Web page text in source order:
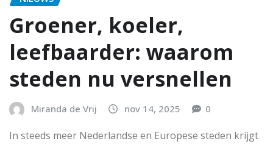
Groener, koeler,
leefbaarder: waarom
steden nu versnellen
Miranda de Vrij nov 14, 2025 0
In steeds meer Nederlandse en Europese steden krijgt